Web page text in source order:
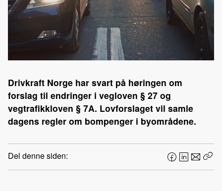
Drivkraft Norge har svart på høringen om
forslag til endringer i vegloven § 27 og
vegtrafikkloven § 7A. Lovforslaget vil samle
dagens regler om bompenger i byområdene.
Del denne siden:
F
a
L
i
E
-